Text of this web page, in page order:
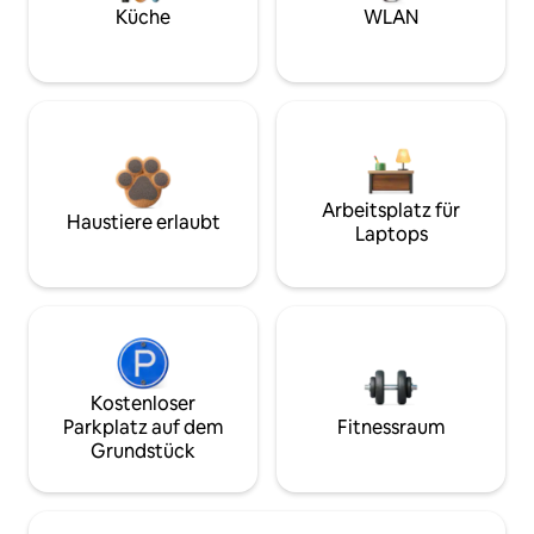
Küche WLAN
Haustiere erlaubt
Arbeitsplatz für
Laptops
Kostenloser
Parkplatz auf dem
Grundstück
Fitnessraum